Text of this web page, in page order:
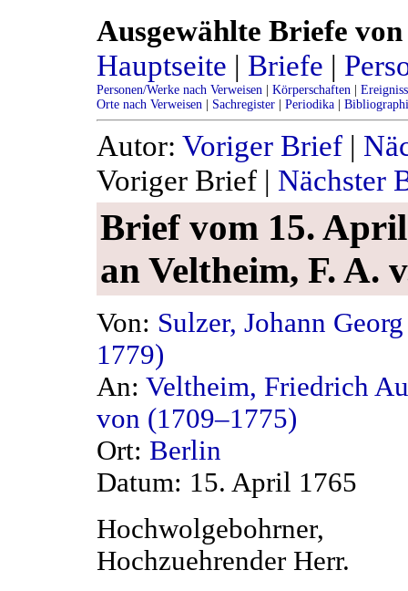
Ausgewählte Briefe
Hauptseite | Briefe |
Personen/Werke nach Verweisen | Körperschaften |
Orte nach Verweisen | Sachregister | Periodika |
Autor: Voriger Brief |
Voriger Brief | Nächster
Brief vom 15.
an Veltheim, F. A.
Von: Sulzer, Johann
1779)
An: Veltheim, Friedrich
von (1709–1775)
Ort: Berlin
Datum: 15. April 1765
Hochwolgebohrner,
Hochzuehrender Herr.